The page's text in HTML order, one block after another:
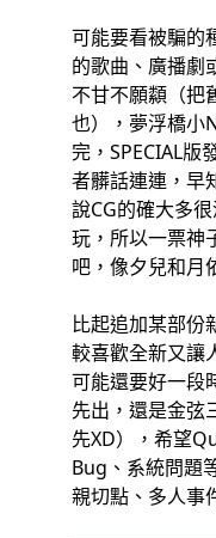
可能要看被騙的
的歌曲、廣播劇
不甘不願纇（把
也），夢浮橋小
完，SPECIAL版
者髒話連連，早
說CG的確大多
玩，所以一票神
吧，像夕兒和月
比起追加某部份
較喜歡全新又讓
可能還要好一段
先出，還是金弦
先XD），希望
Bug、系統問題
親切點、多人事